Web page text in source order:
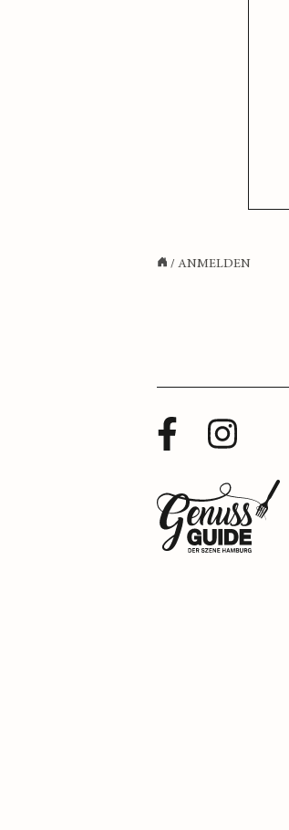
/ ANMELDEN
Facebook
Profil
Instagram
Profil
Zurück
zur
Startseite